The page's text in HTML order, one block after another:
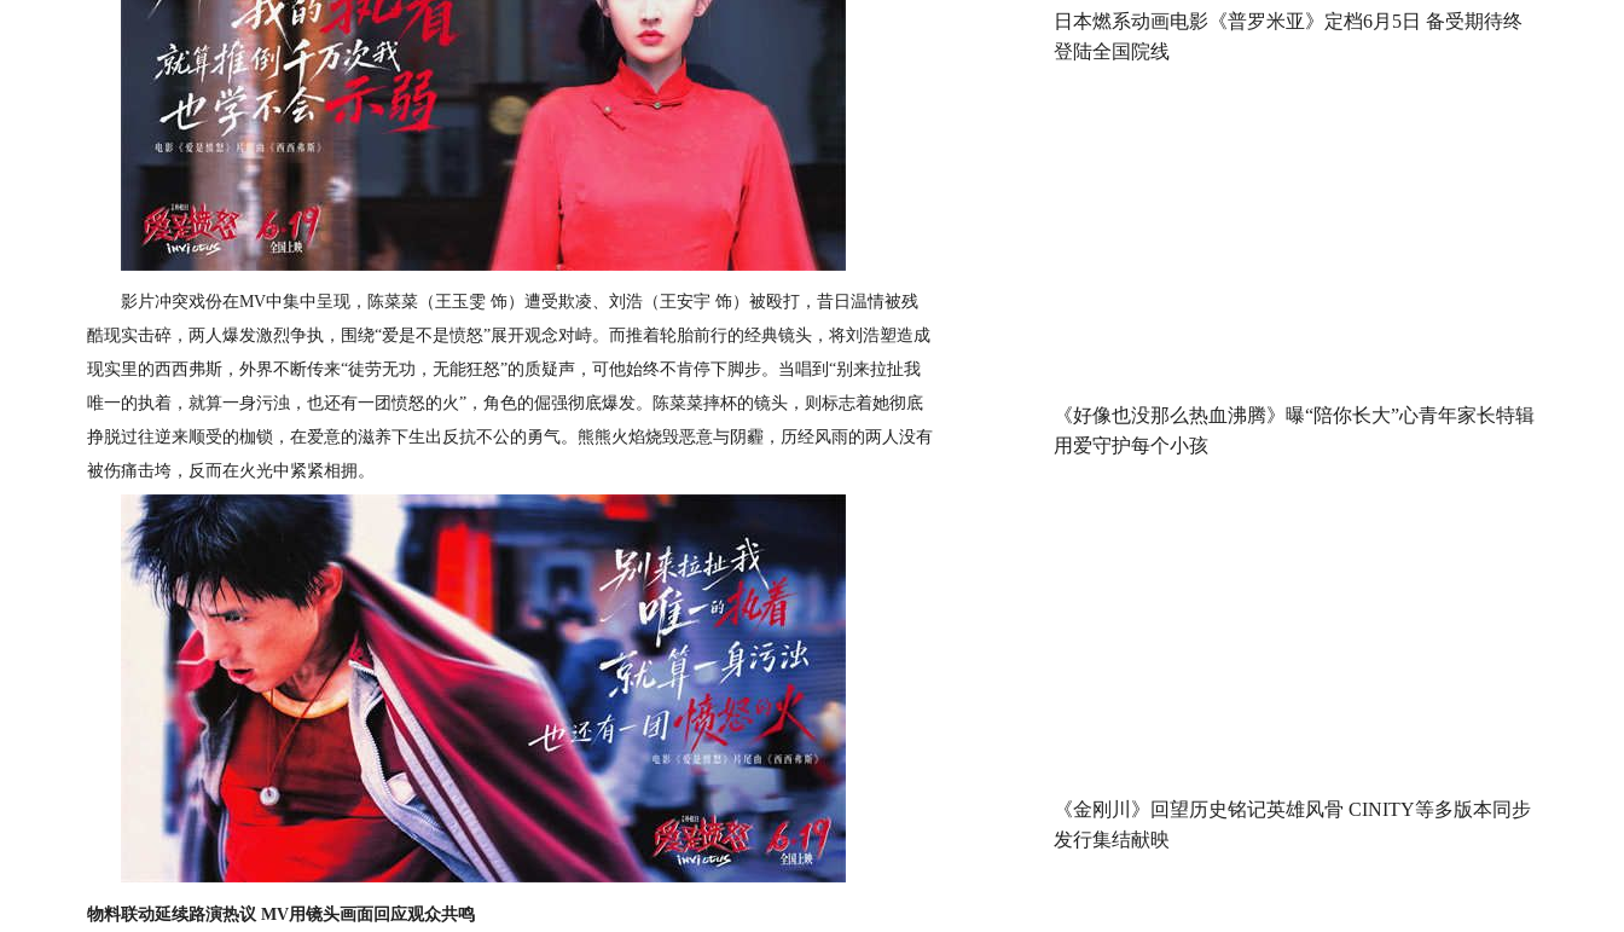
影片冲突戏份在MV中集中呈现，陈菜菜 （王玉雯 饰） 遭受欺凌、刘浩 （王安宇 饰） 被殴打，昔日温情被残
酷现实击碎，两人爆发激烈争执，围绕“爱是不是愤怒”展开观念对峙。而推着轮胎前行的经典镜头，将刘浩塑造成
现实里的西西弗斯，外界不断传来“徒劳无功，无能狂怒”的质疑声，可他始终不肯停下脚步。当唱到“别来拉扯我
唯一的执着，就算一身污浊，也还有一团愤怒的火”，角色的倔强彻底爆发。陈菜菜摔杯的镜头，则标志着她彻底
挣脱过往逆来顺受的枷锁，在爱意的滋养下生出反抗不公的勇气。熊熊火焰烧毁恶意与阴霾，历经风雨的两人没有
被伤痛击垮， 反而在火光中紧紧相拥 。
物料联动延续路演热议 MV用镜头画面回应观众共鸣
日本燃系动画电影《普罗米亚》定档6月5日 备受期待终
登陆全国院线
《好像也没那么热血沸腾》曝“陪你长大”心青年家长特辑
用爱守护每个小孩
《金刚川》回望历史铭记英雄风骨 CINITY等多版本同步
发行集结献映